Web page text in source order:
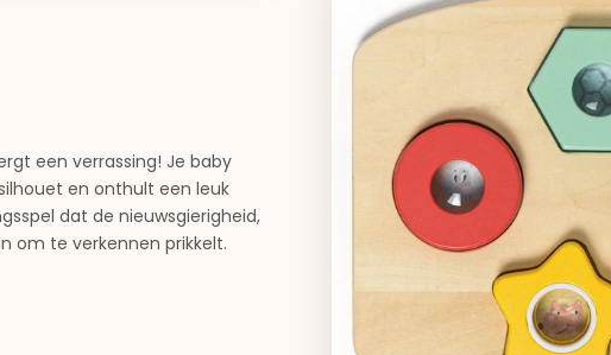
een verrassing! Je baby
en onthult een leuk
dat de nieuwsgierigheid,
om te verkennen prikkelt.